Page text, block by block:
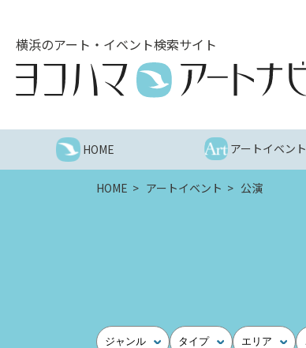
横浜のアート・イベント検索サイト
HOME アートイベント
HOME アートイベント 公演
ジャンル タイプ エリア